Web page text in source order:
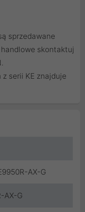
sprzedawane
skontaktuj
serii KE znajduje
AX-G
AX-G